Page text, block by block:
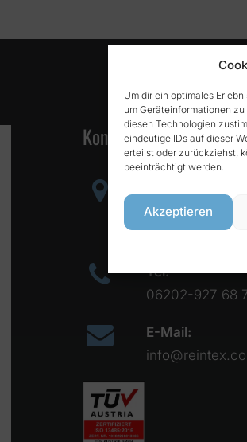
Um dir ein optimales
um Geräteinformationen
diesen Technologien
eindeutige IDs auf dieser
erteilst oder zurückziehst,
beeinträchtigt werden.
Akzeptieren
Kontakt
Anhalter Str. 15
68775 Ketsch
Tel:
06202-927 68
E-Mail: